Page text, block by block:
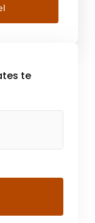
Bocholt
Nederland,
te